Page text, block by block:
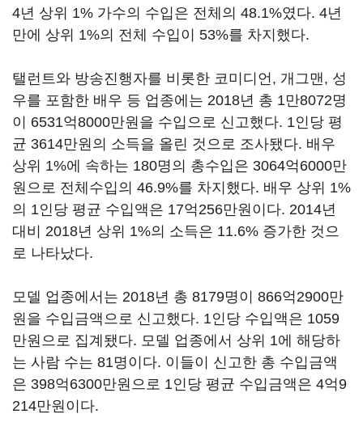
4년 상위 1% 가수의 수입은 전체의 48.1%였다. 4년
만에 상위 1%의 전체 수입이 53%를 차지했다.
탤런트와 방송진행자를 비롯한 코미디언, 개그맨, 성
우를 포함한 배우 등 업종에는 2018년 총 1만8072명
이 6531억8000만원을 수입으로 신고했다. 1인당 평
균 3614만원의 소득을 올린 것으로 조사됐다. 배우
상위 1%에 속하는 180명의 총수입은 3064억6000만
원으로 전체수입의 46.9%를 차지했다. 배우 상위 1%
의 1인당 평균 수입액은 17억256만원이다. 2014년
대비 2018년 상위 1%의 소득은 11.6% 증가한 것으
로 나타났다.
모델 업종에서는 2018년 총 8179명이 866억2900만
원을 수입금액으로 신고했다. 1인당 수입액은 1059
만원으로 집계됐다. 모델 업종에서 상위 1에 해당하
는 사람 수는 81명이다. 이들이 신고한 총 수입금액
은 398억6300만원으로 1인당 평균 수입금액은 4억9
214만원이다.